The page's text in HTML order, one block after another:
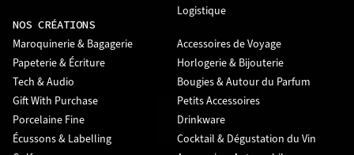
Logistique
NOS CRÉATIONS
Maroquinerie & Bagagerie
Accessoires de Voyage
Papeterie & Écriture
Horlogerie & Bijouterie
Tech & Audio
Bougies & Autour du Parfum
Gift With Purchase
Petits Accessoires
Porcelaine Fine
Drinkware
Écussons & Labelling
Cocktail & Dégustation du Vin